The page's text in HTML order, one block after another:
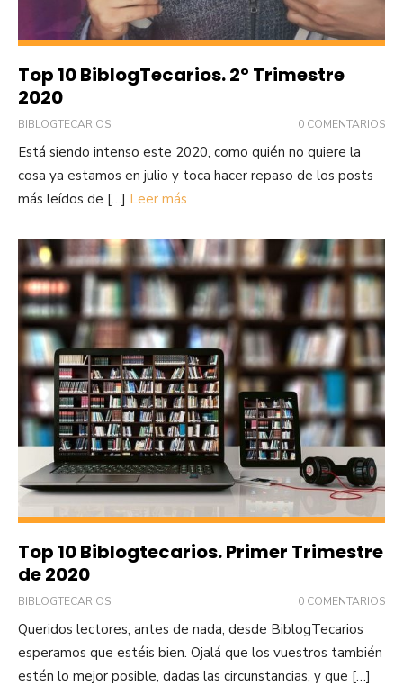
Top 10 BiblogTecarios. 2º Trimestre
2020
BIBLOGTECARIOS 0 COMENTARIOS
Está siendo intenso este 2020, como quién no quiere la
cosa ya estamos en julio y toca hacer repaso de los posts
más leídos de […] Leer más
Top 10 Biblogtecarios. Primer Trimestre
de 2020
BIBLOGTECARIOS 0 COMENTARIOS
Queridos lectores, antes de nada, desde BiblogTecarios
esperamos que estéis bien. Ojalá que los vuestros también
estén lo mejor posible, dadas las circunstancias, y que […]